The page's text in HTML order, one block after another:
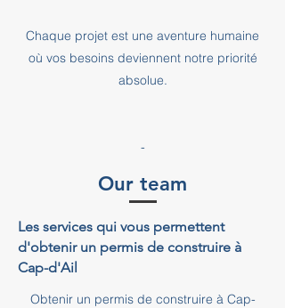
Chaque projet est une aventure humaine
où vos besoins deviennent notre priorité
absolue.
-
Our team
Les services qui vous permettent
d'obtenir un permis de construire à
Cap-d'Ail
Obtenir un permis de construire à Cap-